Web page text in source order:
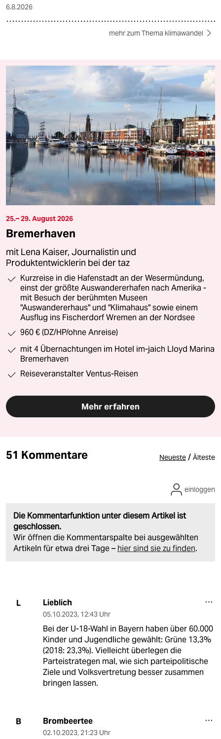
6.8.2026
mehr zum Thema klimawandel
25.– 29. August 2026
Bremerhaven
mit Lena Kaiser, Journalistin und
Produktentwicklerin bei der taz
Kurzreise in die Hafenstadt an der Wesermündung,
einst der größte Auswandererhafen nach Amerika -
mit Besuch der berühmten Museen
"Auswandererhaus" und "Klimahaus" sowie einem
Ausflug ins Fischerdorf Wremen an der Nordsee
960 € (DZ/HP/ohne Anreise)
mit 4 Übernachtungen im Hotel im-jaich Lloyd Marina
Bremerhaven
Reiseveranstalter Ventus-Reisen
Mehr erfahren
51 Kommentare Neueste / Älteste
Die Kommentarfunktion unter diesem Artikel ist
geschlossen.
Wir öffnen die Kommentarspalte bei ausgewählten
Artikeln für etwa drei Tage – hier sind sie zu finden.
einloggen
L Lieblich
05.10.2023, 12:43 Uhr
Bei der U-18-Wahl in Bayern haben über 60.000
Kinder und Jugendliche gewählt: Grüne 13,3%
(2018: 23,3%). Vielleicht überlegen die
Parteistrategen mal, wie sich parteipolitische
Ziele und Volksvertretung besser zusammen
bringen lassen.
B Brombeertee
02.10.2023, 21:23 Uhr